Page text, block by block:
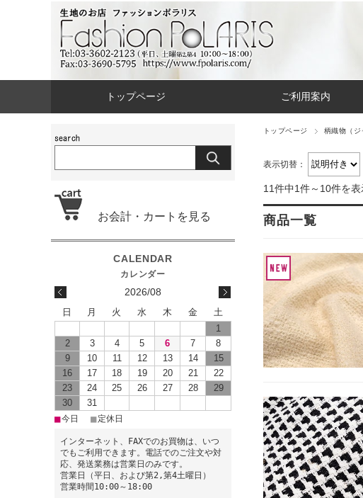
トップページ ご利用案内
トップページ 柄織物（ジ
表示切替：
11件中1件～10件を表
商品一覧
お会計・カートを見る
2026/08
日 月 火 水 木 金
土
1
2
3 4 5 6 7
8
9
10 11 12 13 14
15
16
17 18 19 20 21
22
23
24 25 26 27 28
29
30
31
■今日 ■ 定休日
インターネット、FAXでのお買物は、いつ
でもご利用できます。電話でのご注文や対
応、発送業務は営業日のみです。
営業日（平日、および第2,第4土曜日）
営業時間10:00～18:00